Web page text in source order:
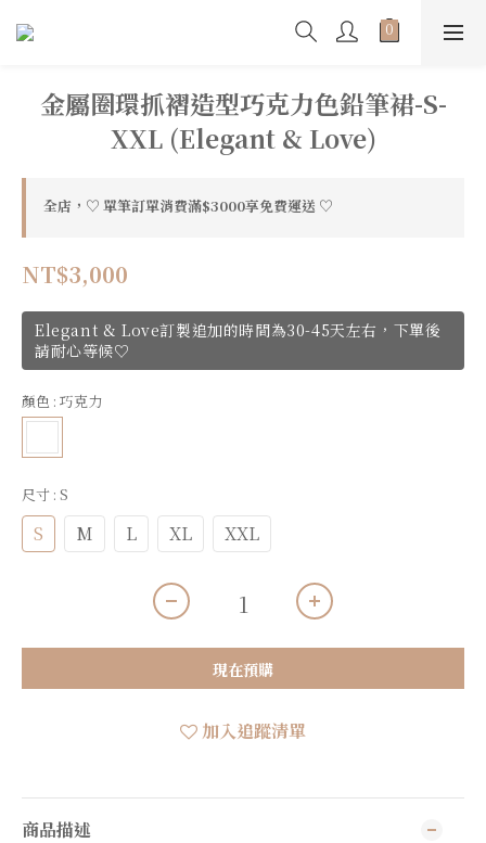
金屬圈環抓褶造型巧克力色鉛筆裙-S-
XXL (Elegant & Love)
全店，♡ 單筆訂單消費滿$3000享免費運送 ♡
NT$3,000
Elegant & Love訂製追加的時間為30-45天左右，下單後
請耐心等候♡
顏色 : 巧克力
尺寸 : S
S M L XL XXL
現在預購
加入追蹤清單
商品描述